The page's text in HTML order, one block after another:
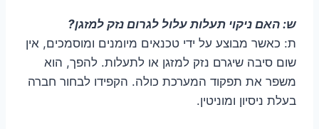
ש: האם ניקוי תעלות עלול לגרום נזק למזגן?
ת: כאשר מבוצע על ידי טכנאים מיומנים ומוסמכים, אין
שום סיבה שיגרם נזק למזגן או לתעלות. להפך, הוא
משפר את תפקוד המערכת כולה. הקפידו לבחור חברה
בעלת ניסיון ומוניטין.